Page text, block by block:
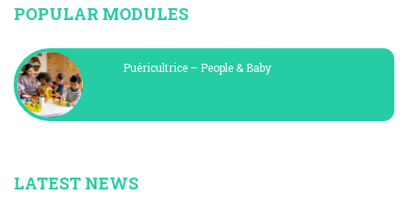
POPULAR MODULES
Puéricultrice – People & Baby
LATEST NEWS